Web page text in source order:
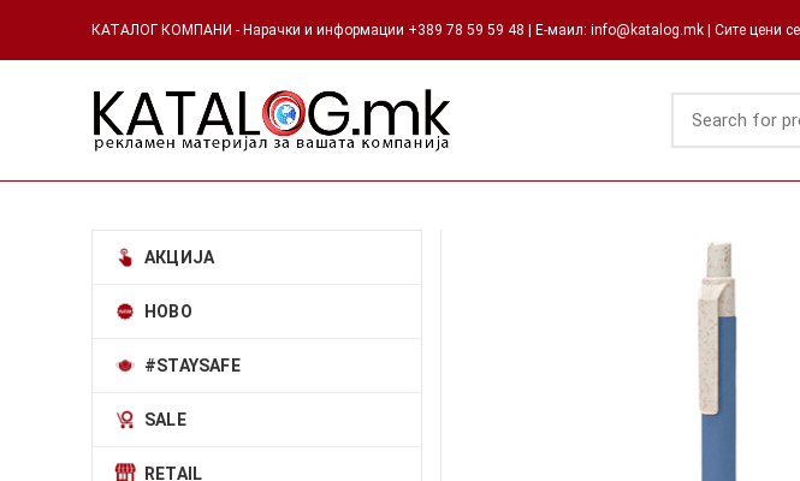
КАТАЛОГ КОМПАНИ - Нарачки и информации +389 78 59 59 48 | Е-маил: info@katalog.mk | Сите цени
АКЦИЈА
НОВО
#STAYSAFE
SALE
RETAIL